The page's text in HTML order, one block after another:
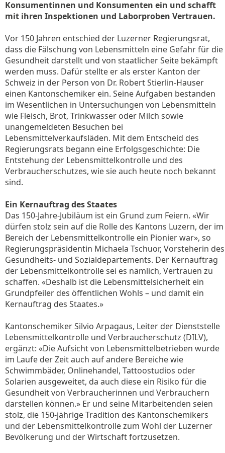
Konsumentinnen und Konsumenten ein und schafft
mit ihren Inspektionen und Laborproben Vertrauen.
Vor 150 Jahren entschied der Luzerner Regierungsrat,
dass die Fälschung von Lebensmitteln eine Gefahr für die
Gesundheit darstellt und von staatlicher Seite bekämpft
werden muss. Dafür stellte er als erster Kanton der
Schweiz in der Person von Dr. Robert Stierlin-Hauser
einen Kantonschemiker ein. Seine Aufgaben bestanden
im Wesentlichen in Untersuchungen von Lebensmitteln
wie Fleisch, Brot, Trinkwasser oder Milch sowie
unangemeldeten Besuchen bei
Lebensmittelverkaufsläden. Mit dem Entscheid des
Regierungsrats begann eine Erfolgsgeschichte: Die
Entstehung der Lebensmittelkontrolle und des
Verbraucherschutzes, wie sie auch heute noch bekannt
sind.
Ein Kernauftrag des Staates
Das 150-Jahre-Jubiläum ist ein Grund zum Feiern. «Wir
dürfen stolz sein auf die Rolle des Kantons Luzern, der im
Bereich der Lebensmittelkontrolle ein Pionier war», so
Regierungspräsidentin Michaela Tschuor, Vorsteherin des
Gesundheits- und Sozialdepartements. Der Kernauftrag
der Lebensmittelkontrolle sei es nämlich, Vertrauen zu
schaffen. «Deshalb ist die Lebensmittelsicherheit ein
Grundpfeiler des öffentlichen Wohls – und damit ein
Kernauftrag des Staates.»
Kantonschemiker Silvio Arpagaus, Leiter der Dienststelle
Lebensmittelkontrolle und Verbraucherschutz (DILV),
ergänzt: «Die Aufsicht von Lebensmittelbetrieben wurde
im Laufe der Zeit auch auf andere Bereiche wie
Schwimmbäder, Onlinehandel, Tattoostudios oder
Solarien ausgeweitet, da auch diese ein Risiko für die
Gesundheit von Verbraucherinnen und Verbrauchern
darstellen können.» Er und seine Mitarbeitenden seien
stolz, die 150-jährige Tradition des Kantonschemikers
und der Lebensmittelkontrolle zum Wohl der Luzerner
Bevölkerung und der Wirtschaft fortzusetzen.